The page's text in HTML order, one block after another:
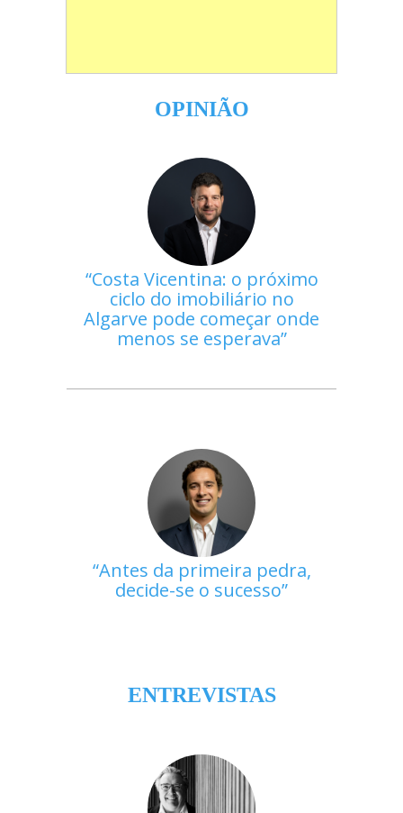
OPINIÃO
Costa Vicentina: o próximo
ciclo do imobiliário no
Algarve pode começar onde
menos se esperava
Antes da primeira pedra,
decide-se o sucesso
ENTREVISTAS